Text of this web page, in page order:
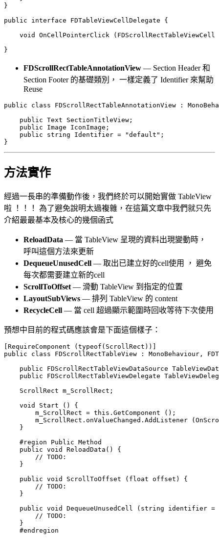
}
public interface FDTableViewCellDelegate {
void OnCellPointerClick
FDScrollRectTableAnnotationView — Section Header 和
Section Footer 的基礎類別， 一樣定義了 Identifier 來幫助
Reuse
public class FDScrollRectTableAnnotationView :
    public Text SectionTitleView;
    public Image IconImage;
    public string Identifier = "default";
方法實作
經過一長串的準備動作後，我們終於可以開始實做 TableView
啦 ！！！ 為了避免說明太過複雜，在這篇文章中我們就只先
介紹最最基本及核心的幾個函式
ReloadData — 當 TableView 呈現的資料出現變動時，
呼叫這個方法來更新
DequeueUnusedCell — 取出已建立好的cell使用 ， 避免
每次都需要建立新的cell
ScrollToOffset — 滑動 TableView 到指定的位置
LayoutSubViews — 排列 TableView 的 content
RecycleCell — 當 cell 超過顯示範圍時回收等待下次使用
預想中目前的程式碼應該會是下面這個樣子：
[RequireComponent (typeof(ScrollRect))]
public class FDScrollRectTableView : MonoBehaviour,
public FDScrollRectTableViewDataSource
public FDScrollRectTableViewDelegate
    ScrollRect m_ScrollRect;
    void Start () {
        m_ScrollRect = this.GetComponent ();
m_ScrollRect.onValueChanged.AddListener
    }
    #region Public Method
    public void ReloadData() {
        // TODO:
    }
    public void ScrollToOffset (float offset) {
        // TODO:
    }
public void DequeueUnusedCell (string identifier =
        // TODO:
    }
    #endregion